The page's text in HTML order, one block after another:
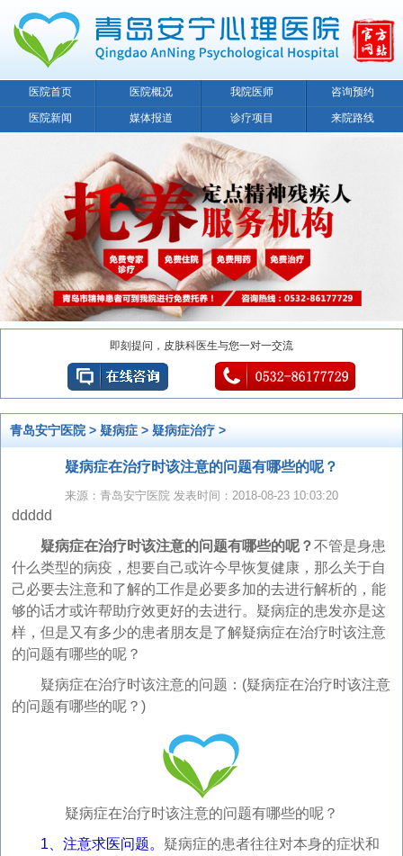
医院首页 医院概况 我院医师 咨询预约
医院新闻 媒体报道 诊疗项目 来院路线
即刻提问，皮肤科医生与您一对一交流
青岛安宁医院> 疑病症 > 疑病症治疗 >
疑病症在治疗时该注意的问题有哪些的呢？
来源：青岛安宁医院 发表时间：2018-08-23 10:03:20
ddddd
疑病症在治疗时该注意的问题有哪些的呢？不管是身患
什么类型的病疫，想要自己或许今早恢复健康，那么关于自
己必要去注意和了解的工作是必要多加的去进行解析的，能
够的话才或许帮助疗效更好的去进行。疑病症的患发亦是这
样，但是又有多少的患者朋友是了解疑病症在治疗时该注意
的问题有哪些的呢？
疑病症在治疗时该注意的问题：(疑病症在治疗时该注意
的问题有哪些的呢？)
疑病症在治疗时该注意的问题有哪些的呢？
1、注意求医问题。 疑病症的患者往往对本身的症状和